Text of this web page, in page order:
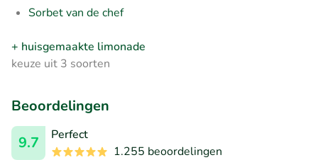
Sorbet van de chef
+ huisgemaakte limonade
keuze uit 3 soorten
Beoordelingen
9.7
Perfect
1.255 beoordelingen